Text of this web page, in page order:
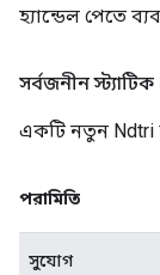
হ্যান্ডেল পেতে
সর্বজনীন স্ট্যাটিক
একটি নতুন Ndtri
পরামিতি
সুযোগ